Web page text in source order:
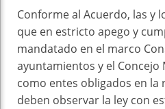
Conforme al Acuerdo, las y
que en estricto apego y
mandatado en el marco
ayuntamientos y el Concejo
como entes obligados en la
deben observar la ley con